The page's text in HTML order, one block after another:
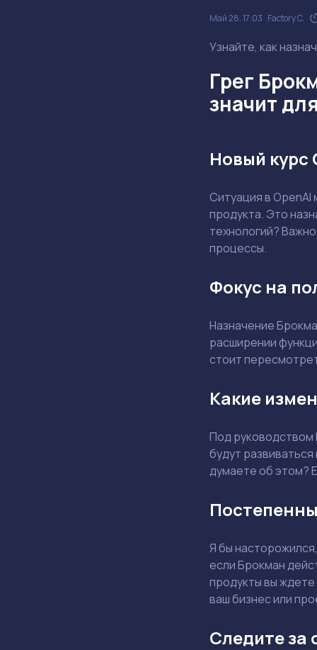
Май 28, 17:03 Factory C.
Узнайте, как
Грег
значит
Новый курс
Ситуация в
продукта. Это
технологий?
процессы.
Фокус на
Назначение
расширении
стоит
Какие
Под руководством
будут
думаете об этом?
Я бы
если Брокман
продукты вы ждете
ваш бизнес или
Следите за